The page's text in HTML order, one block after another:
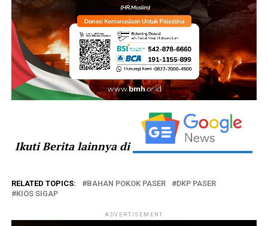
Ikuti Berita lainnya di
RELATED TOPICS: BAHAN POKOK PASER
DKP PASER
KIOS SIGAP
ADVERTISEMENT